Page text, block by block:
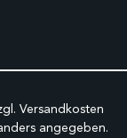
Versandkosten
angegeben.